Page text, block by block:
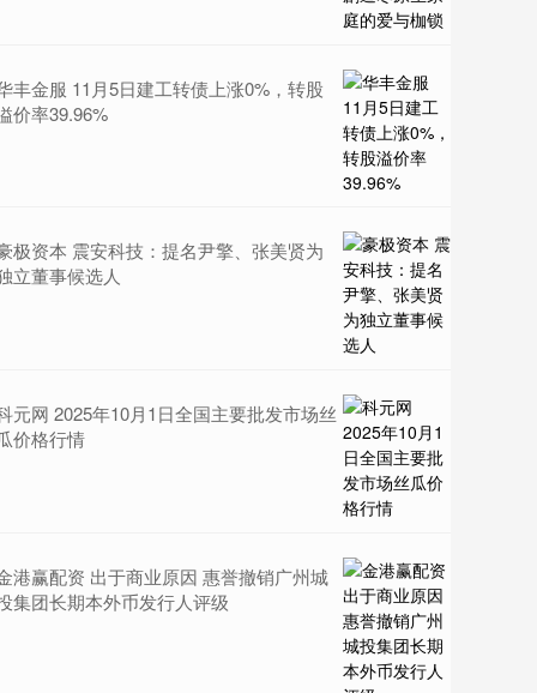
丰金服 11月5日建工转债上涨0%，转股
价率39.96%
极资本 震安科技：提名尹擎、张美贤为
立董事候选人
元网 2025年10月1日全国主要批发市场丝
价格行情
港赢配资 出于商业原因 惠誉撤销广州城
集团长期本外币发行人评级